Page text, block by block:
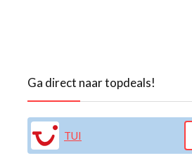
Ga direct naar topdeals!
TUI